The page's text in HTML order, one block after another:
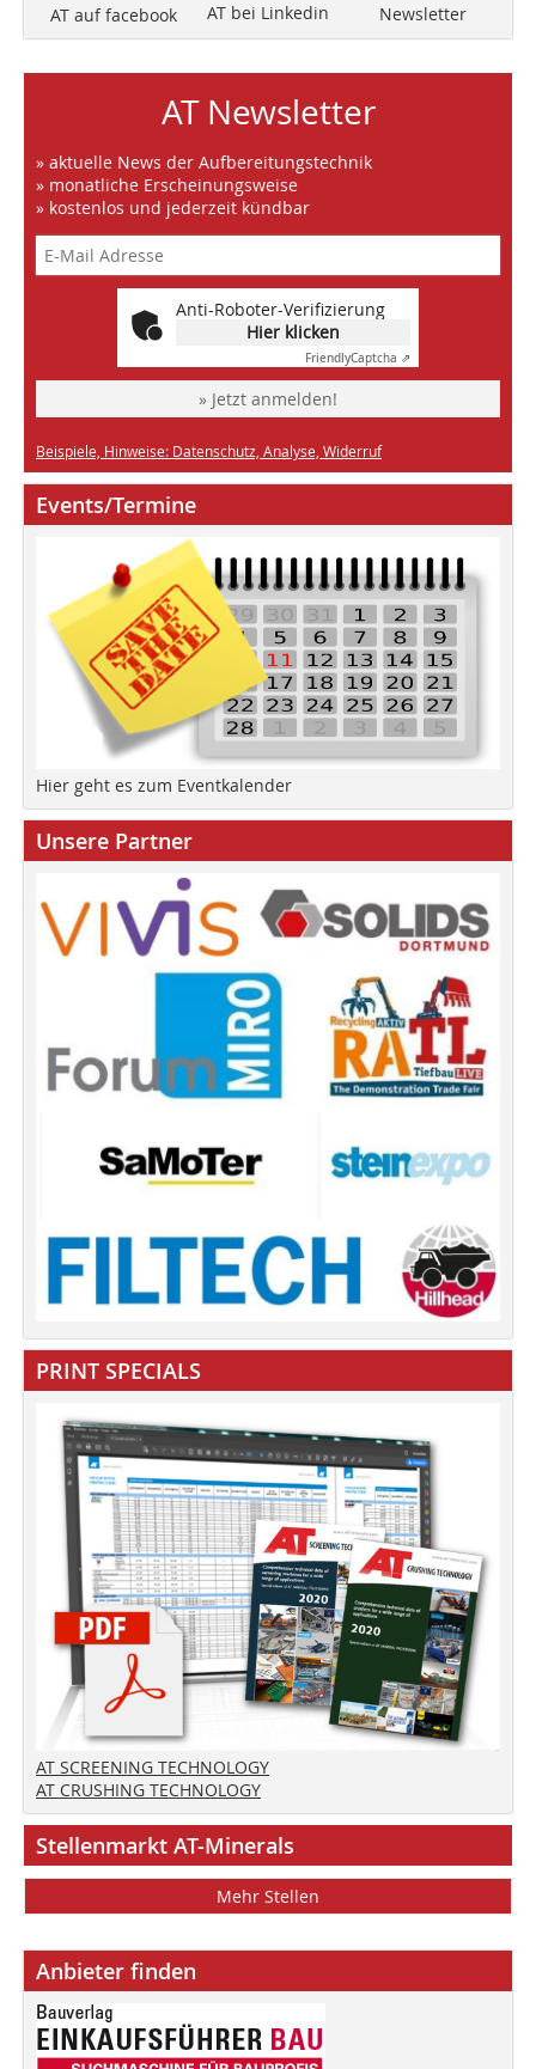
AT auf facebook AT bei Linkedin Newsletter
AT Newsletter
» aktuelle News der Aufbereitungstechnik
» monatliche Erscheinungsweise
» kostenlos und jederzeit kündbar
Anti-Roboter-Verifizierung
Hier klicken
FriendlyCaptcha ⇗
» Jetzt anmelden!
Beispiele, Hinweise: Datenschutz, Analyse, Widerruf
Events/Termine
Hier geht es zum Eventkalender
Unsere Partner
PRINT SPECIALS
AT SCREENING TECHNOLOGY
AT CRUSHING TECHNOLOGY
Stellenmarkt AT-Minerals
Mehr Stellen
Anbieter finden